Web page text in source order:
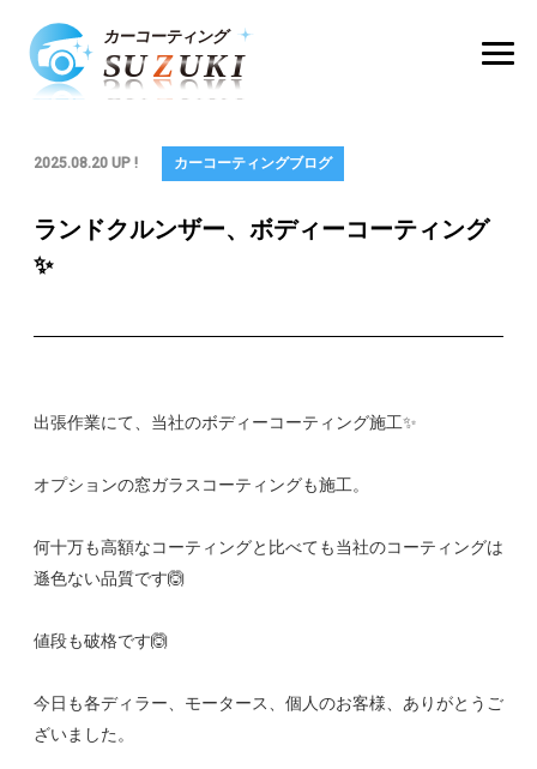
2025.08.20 UP ! カーコーティングブログ
ランドクルンザー、ボディーコーティング
✨
出張作業にて、当社のボディーコーティング施工✨
オプションの窓ガラスコーティングも施工。
何十万も高額なコーティングと比べても当社のコーティングは
遜色ない品質です🙆
値段も破格です🙆
今日も各ディラー、モータース、個人のお客様、ありがとうご
ざいました。